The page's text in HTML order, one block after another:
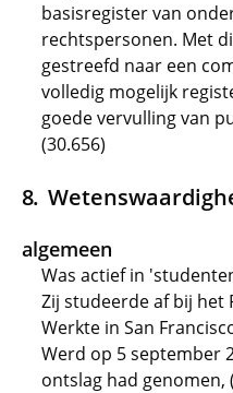
basisregister van
rechtspersonen. Met
gestreefd naar een
volledig mogelijk
goede vervulling van
(30.656)
algemeen
Was actief in
Zij studeerde af bij het
Werkte in San
Werd op 5 september
ontslag had